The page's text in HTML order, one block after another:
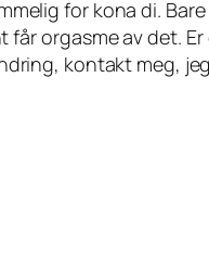
for kona di.
orgasme av det.
kontakt meg,